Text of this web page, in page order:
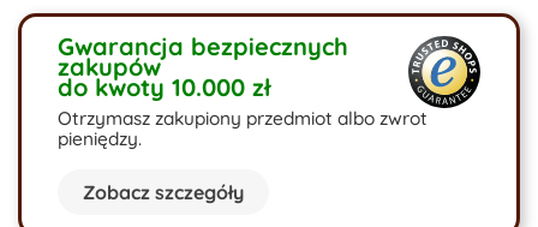
przestrzeń na pościel. Występuje w wersji prawostronnej i
lewostronnej do wyboru. Dostępny jest w szerokiej gamie
kolorystycznej.
Gwarancja bezpiecznych
zakupów
do kwoty 10.000 zł
Otrzymasz zakupiony przedmiot albo zwrot
pieniędzy.
Zobacz szczegóły